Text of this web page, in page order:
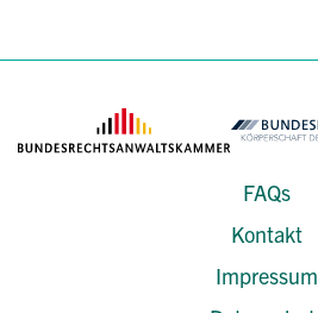
FAQs
Kontakt
Impressum